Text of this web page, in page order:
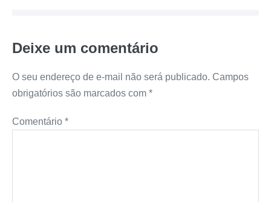
Deixe um comentário
O seu endereço de e-mail não será publicado. Campos
obrigatórios são marcados com *
Comentário *